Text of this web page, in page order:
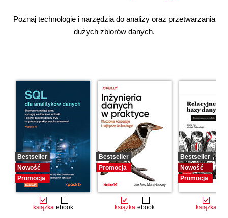
Poznaj technologie i narzędzia do analizy oraz przetwarzania
dużych zbiorów danych.
Bestseller
Nowość
Promocja
książka ebook
Bestseller
Promocja
książka ebook
Bestseller
Nowość
Promocja
książka